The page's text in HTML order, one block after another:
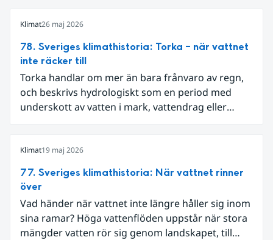
Klimat26 maj 2026
78. Sveriges klimathistoria: Torka – när vattnet
inte räcker till
Torka handlar om mer än bara frånvaro av regn,
och beskrivs hydrologiskt som en period med
underskott av vatten i mark, vattendrag eller
markfukt och flöden.
Klimat19 maj 2026
77. Sveriges klimathistoria: När vattnet rinner
över
Vad händer när vattnet inte längre håller sig inom
sina ramar? Höga vattenflöden uppstår när stora
mängder vatten rör sig genom landskapet, till